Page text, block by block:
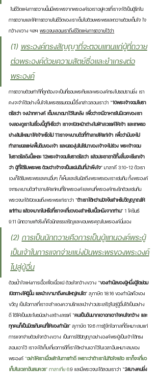
การถวายและให้การถวายในชีวิตของเราเต็มไปด้วยพระพรและถวายด้วยเต็มใจ ใจ
กว้างขวาง ฯลฯ พระวจนะสอนเราถึงชีวิตแห่งการถวายไว้ว่า
(1) พระองค์ทรงสัญญาที่จะตอบแทนแก่ผู้ที่ถวาย
ต่อพระองค์ด้วยความสัตย์ซื่อและยำเกรงต่อ
พระองค์
การถวายด้วยท่าทีที่ถูกต้องจะเป็นที่ชอบพระทัยและพระองค์ทรงโปรดปรานยิ่ง เรา
คงจะจำได้อย่างขึ้นใจในพระธรรมตอนนี้ซึ่งกล่าวสอนเราว่า “10พระเจ้าจอมโยธา
ตรัสว่า จงนำทศางค์ เต็มขนาดมาไว้ในคลัง เพื่อว่าจะมีอาหารในนิเวศของเรา
จงลองดูเราในเรื่องนี้ดูทีหรือว่า เราจะเปิดหน้าต่างในฟ้าสวรรค์ให้เจ้า และเทพรอ
ย่างล้นไหลมาให้เจ้าหรือไม่ 11เราจะขนาบตัวที่ทำลายให้แก่เจ้า เพื่อว่ามันจะไม่
ทำลายผลแห่งพื้นดินของเจ้า และผลองุ่นในไร่นาของเจ้าจะไม่ร่วง พระเจ้าจอม
โยธาตรัสดังนี้แหละ 12พระเจ้าจอมโยธาตรัสว่า แล้วประชาชาติทั้งสิ้นจะเรียกเจ้า
ว่า ผู้ที่ได้รับพระพร ด้วยว่าเจ้าจะเป็นแผ่นดินที่น่าพึงใจ” มาลาคี 3:10-12 ตัวเรา
เองก็ได้รับพระพรและคนอื่นๆ ก็เห็นและสัมผัสถึงพระพรของเราเช่นกัน ทั้งพระองค์
จะทรงขนาบตัวทำลายให้แก่คนที่รักพระองค์และคนที่พระองค์ทรงรักด้วยเช่นกัน
พระวจนะได้เปิดเผยถึงพระพรแก่เราว่า “ถ้าเราได้หว่านปัจจัยสำหรับวิญญาณให้
แก่ท่าน แล้วจะมากไปหรือที่เราจะเกี่ยวของสำหรับเนื้อหนังจากท่าน” 1 โครินธ์
9:11 นักถวายแท้จริงก็คือนักสรรเสริญและขอบพระคุณในพระองค์นั่นเอง
(2) การเป็นนักถวายคือการเป็นผู้แทนองค์พระผู้
เป็นเจ้าในการแจกจ่ายแบ่งปันพระพรของพระองค์
ไปสู่ผู้อื่น
ด้วยน้ำใจแห่งการเอื้อเฟื้อเผื่อแผ่ ด้วยใจกว้างขวาง “ของกำนัลของผู้หนึ่งผู้ใดย่อม
เปิดทางให้ผู้นั้น และนำเขามาถึงคนใหญ่คนโต” สุภาษิต 18:16 ของกำนัลคือของ
ขวัญ เป็นโอกาสที่เราจะสำแดงความรักและนำข่าวประเสริฐไปสู่ผู้อื่นได้เป็นอย่าง
ดี ใช้ให้เป็นประโยชน์อย่างสร้างสรรค์ “คนเป็นอันมากเอาอกเอาใจคนใจกว้าง และ
ทุกคนก็เป็นมิตรกับคนที่ให้ของกำนัล” สุภาษิต 19:6 การรู้จักโอกาสที่ดีเหมาะสมแก่
การแจกจ่ายด้วยใจกว้างขวาง เป็นการใช้ปัญญาอย่างองค์พระผู้เป็นเจ้าได้ทรง
สอนเอาไว้ เราจะได้เก็บเกี่ยวการดีที่เราได้หว่านเอาไว้ในเวลาอันเหมาะสมของ
พระองค์ “อย่าให้เราเมื่อยล้าในการทำดี เพราะว่าถ้าเราไม่ท้อใจแล้ว เราก็จะเกี่ยว
เก็บในเวลาอันสมควร” กาลาเทีย 6:9 และมีพระวจนะได้สอนเราว่า “24บางคนยิ่ง